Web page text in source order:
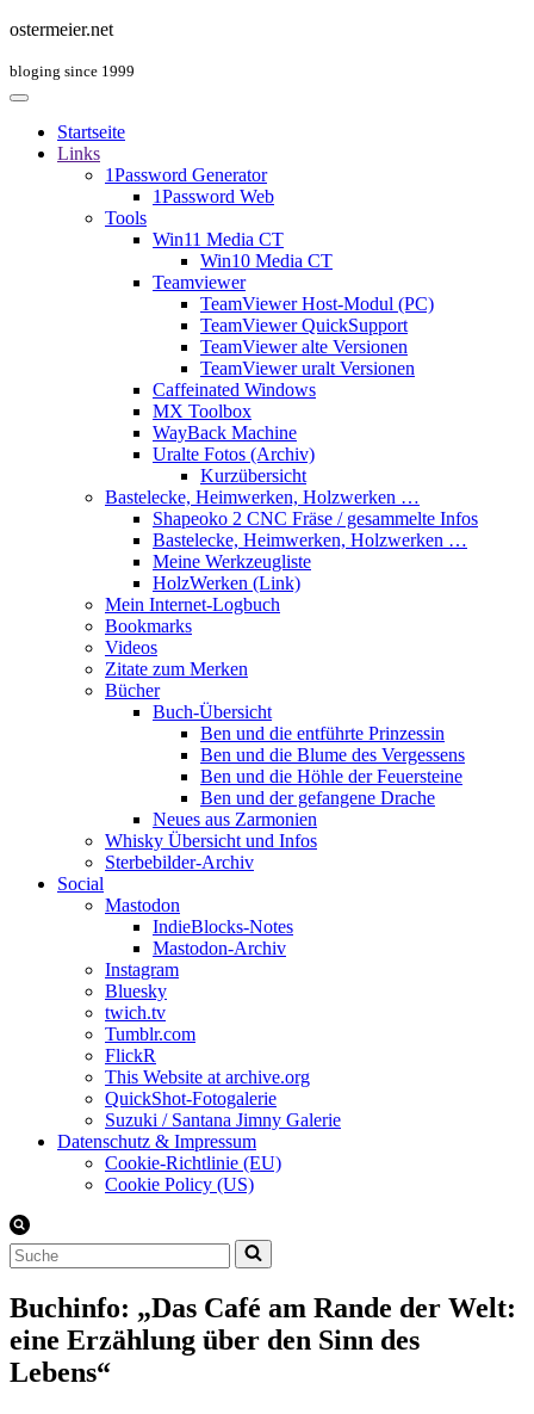
ostermeier.net
bloging since 1999
Startseite
Links
1Password Generator
1Password Web
Tools
Win11 Media CT
Win10 Media CT
Teamviewer
TeamViewer Host-Modul (PC)
TeamViewer QuickSupport
TeamViewer alte Versionen
TeamViewer uralt Versionen
Caffeinated Windows
MX Toolbox
WayBack Machine
Uralte Fotos (Archiv)
Kurzübersicht
Bastelecke, Heimwerken, Holzwerken …
Shapeoko 2 CNC Fräse / gesammelte Infos
Bastelecke, Heimwerken, Holzwerken …
Meine Werkzeugliste
HolzWerken (Link)
Mein Internet-Logbuch
Bookmarks
Videos
Zitate zum Merken
Bücher
Buch-Übersicht
Ben und die entführte Prinzessin
Ben und die Blume des Vergessens
Ben und die Höhle der Feuersteine
Ben und der gefangene Drache
Neues aus Zarmonien
Whisky Übersicht und Infos
Sterbebilder-Archiv
Social
Mastodon
IndieBlocks-Notes
Mastodon-Archiv
Instagram
Bluesky
twich.tv
Tumblr.com
FlickR
This Website at archive.org
QuickShot-Fotogalerie
Suzuki / Santana Jimny Galerie
Datenschutz & Impressum
Cookie-Richtlinie (EU)
Cookie Policy (US)
Suchen
nach …
Buchinfo: „Das Café am Rande der Welt:
eine Erzählung über den Sinn des
Lebens“